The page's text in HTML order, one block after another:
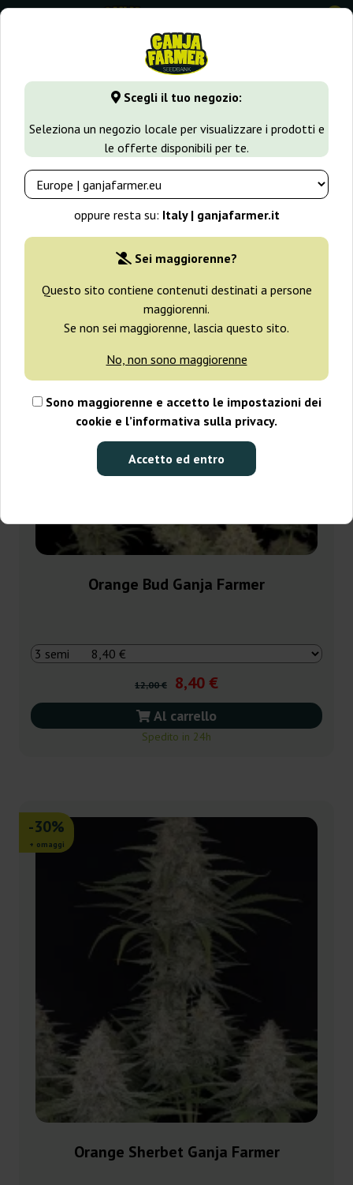
Scegli il tuo negozio:
Seleziona un negozio locale per visualizzare i prodotti e
le offerte disponibili per te.
oppure resta su: Italy | ganjafarmer.it
Sei maggiorenne?
Questo sito contiene contenuti destinati a persone
maggiorenni.
Se non sei maggiorenne, lascia questo sito.
No, non sono maggiorenne
Sono maggiorenne e accetto le impostazioni dei
cookie e l’informativa sulla privacy.
Accetto ed entro
0
GanjaFarmer.it Varietà di Cannabis Orange Haze
Orange Haze Semi
Filtri Ordinamento
Orange Bud Ganja Farmer
12,00 € 8,40 €
Al carrello
Spedito in 24h
-30%
+ omaggi
Orange Sherbet Ganja Farmer